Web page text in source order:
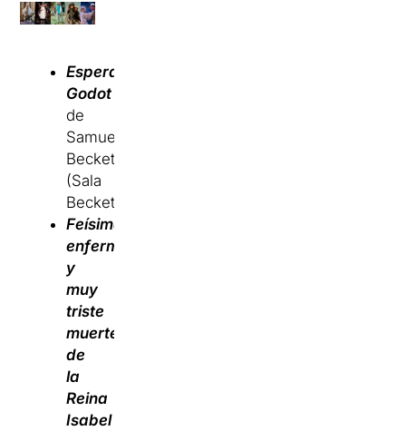
Esperant
Godot
de
Samuel
Beckett
(Sala
Beckett)
Feísima
enfermedad
y
muy
triste
muerte
de
la
Reina
Isabel